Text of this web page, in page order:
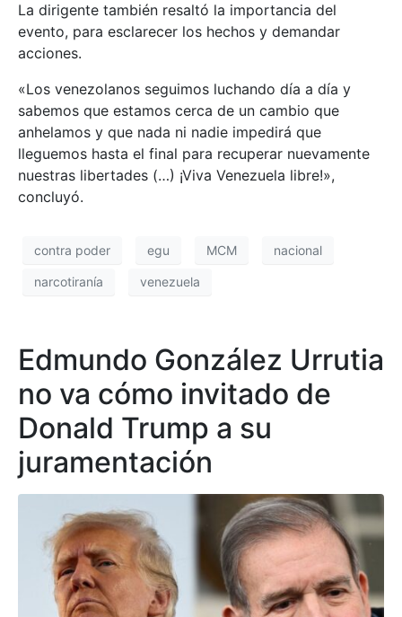
La dirigente también resaltó la importancia del
evento, para esclarecer los hechos y demandar
acciones.
«Los venezolanos seguimos luchando día a día y
sabemos que estamos cerca de un cambio que
anhelamos y que nada ni nadie impedirá que
lleguemos hasta el final para recuperar nuevamente
nuestras libertades (…) ¡Viva Venezuela libre!»,
concluyó.
contra poder egu MCM nacional
narcotiranía venezuela
Edmundo González Urrutia
no va cómo invitado de
Donald Trump a su
juramentación